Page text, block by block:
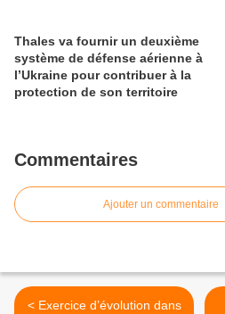
Thales va fournir un deuxième
système de défense aérienne à
l’Ukraine pour contribuer à la
protection de son territoire
Commentaires
Ajouter un commentaire
< Exercice d’évolution dans